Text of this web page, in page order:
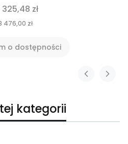
zł
476,00 zł
o dostępności
kategorii